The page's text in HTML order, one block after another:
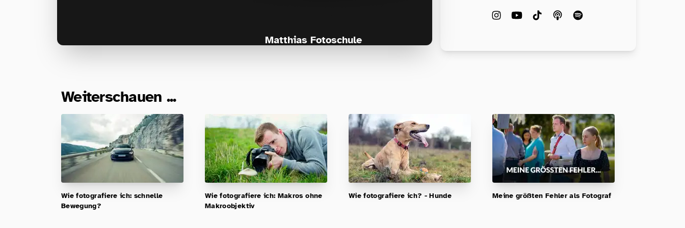
Matthias Fotoschule
Weiterschauen ...
Wie fotografiere ich: schnelle
Bewegung?
Wie fotografiere ich: Makros ohne
Makroobjektiv
Wie fotografiere ich? - Hunde Meine größten Fehler als Fotograf